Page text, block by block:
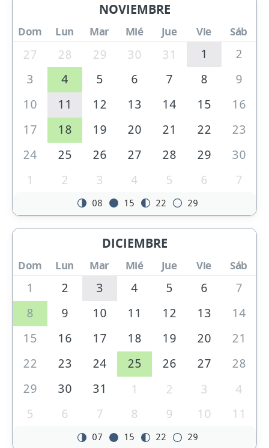
NOVIEMBRE
Dom Lun Mar Mié Jue Vie Sáb
27 28 29 30 31 1
2
3
4 5 6 7 8
9
10
11 12 13 14 15
16
17
18 19 20 21 22
23
24
25 26 27 28 29
30
1
2 3 4 5 6 7
08 15 22 29
DICIEMBRE
Dom Lun Mar Mié Jue Vie Sáb
1 2 3 4 5 6
7
8
9 10 11 12 13
14
15
16 17 18 19 20
21
22
23 24 25 26 27
28
29
30 31 1 2 3
4
5
6 7 8 9 10 11
07 15 22 29